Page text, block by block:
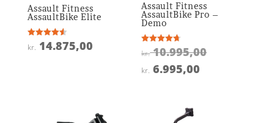
Assault Fitness
AssaultBike Elite
Vurderet
4.6
kr. 14.875,00
Assault Fitness
AssaultBike Pro –
Demo
Vurderet
4.7
kr.10.995,00Den
kr. 6.995,00